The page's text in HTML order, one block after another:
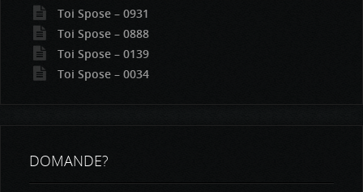
Toi Spose – 0931
Toi Spose – 0888
Toi Spose – 0139
Toi Spose – 0034
DOMANDE?